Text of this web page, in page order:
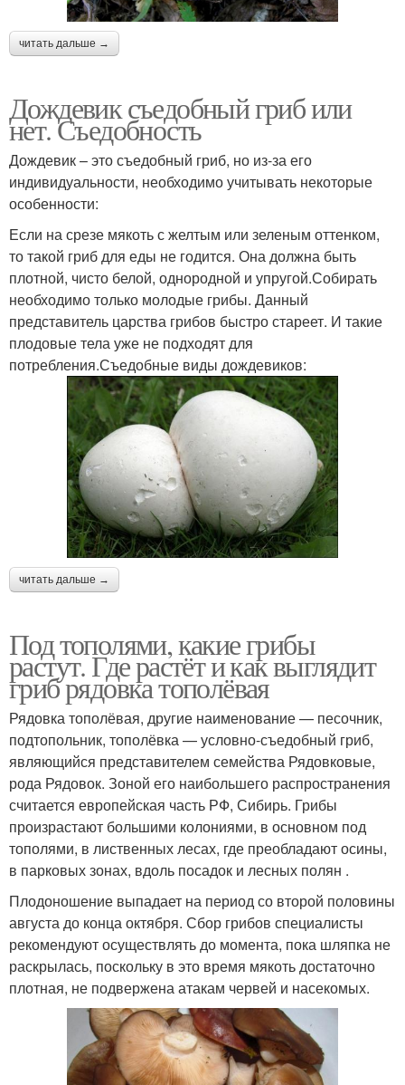
читать дальше →
Дождевик съедобный гриб или
нет. Съедобность
Дождевик – это съедобный гриб, но из-за его
индивидуальности, необходимо учитывать некоторые
особенности:
Если на срезе мякоть с желтым или зеленым оттенком,
то такой гриб для еды не годится. Она должна быть
плотной, чисто белой, однородной и упругой.Собирать
необходимо только молодые грибы. Данный
представитель царства грибов быстро стареет. И такие
плодовые тела уже не подходят для
потребления.Съедобные виды дождевиков:
читать дальше →
Под тополями, какие грибы
растут. Где растёт и как выглядит
гриб рядовка тополёвая
Рядовка тополёвая, другие наименование — песочник,
подтопольник, тополёвка — условно-съедобный гриб,
являющийся представителем семейства Рядовковые,
рода Рядовок. Зоной его наибольшего распространения
считается европейская часть РФ, Сибирь. Грибы
произрастают большими колониями, в основном под
тополями, в лиственных лесах, где преобладают осины,
в парковых зонах, вдоль посадок и лесных полян .
Плодоношение выпадает на период со второй половины
августа до конца октября. Сбор грибов специалисты
рекомендуют осуществлять до момента, пока шляпка не
раскрылась, поскольку в это время мякоть достаточно
плотная, не подвержена атакам червей и насекомых.